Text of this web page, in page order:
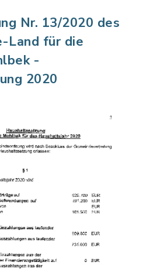
Nr. 13/2020 des
Land für die
-
2020